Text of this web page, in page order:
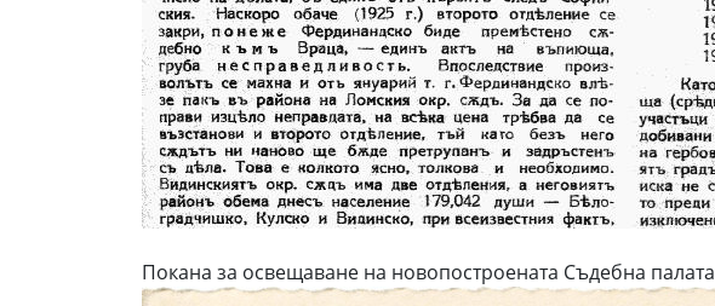
Покана за освещаване на новопостроената Съдебна палата